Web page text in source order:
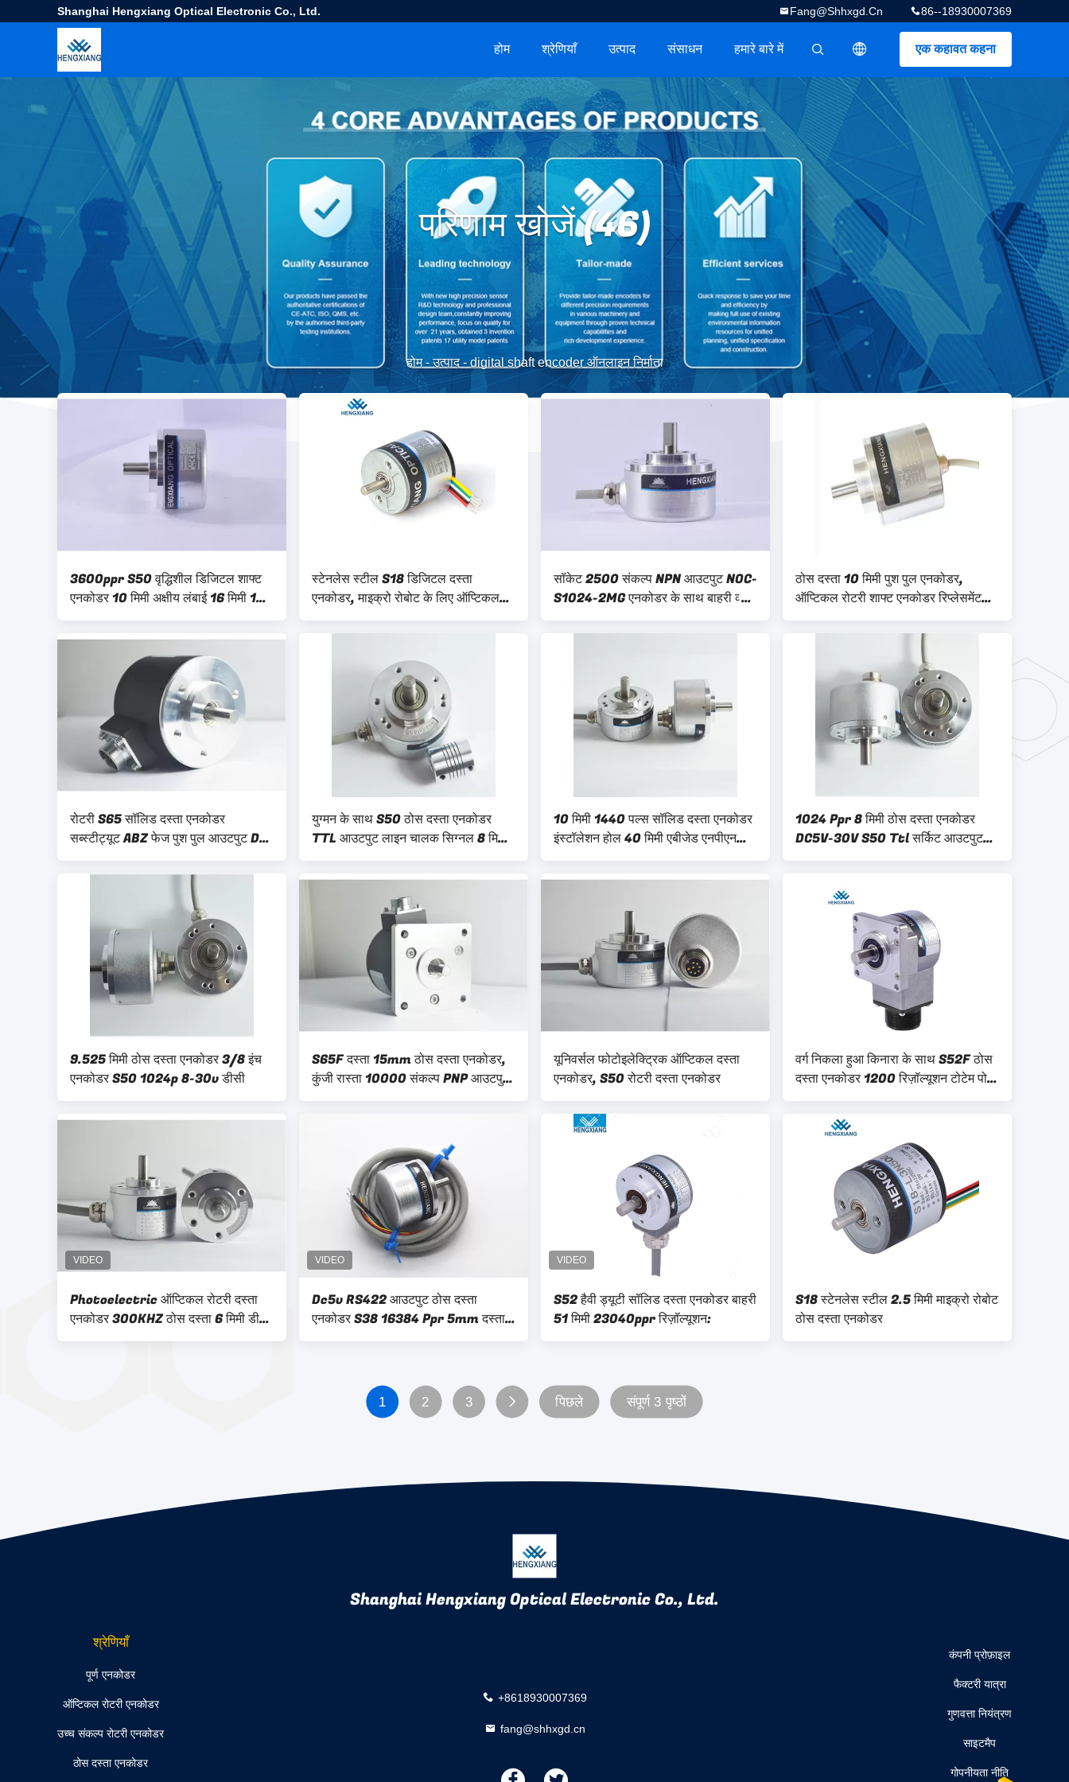
Shanghai Hengxiang Optical Electronic Co., Ltd. 86--18930007369
Fang@shhxgd.cn
एक कहावत कहना
描述
होम श्रेणियाँ उत्पाद संसाधन हमारे बारे में
परिणाम खोजें (46)
होम-उत्पाद- digital shaft encoder ऑनलाइन निर्माता
3600ppr S50 वृद्धिशील डिजिटल शाफ्ट
एनकोडर 10 मिमी अक्षीय लंबाई 16 मिमी 10
मिमी युग्मन के साथ
स्टेनलेस स्टील S18 डिजिटल दस्ता
एनकोडर, माइक्रो रोबोट के लिए ऑप्टिकल
दस्ता एनकोडर
सॉकेट 2500 संकल्प NPN आउटपुट NOC-
S1024-2MG एनकोडर के साथ बाहरी व्यास
50 मिमी S50 ठोस दस्ता एनकोडर
ठोस दस्ता 10 मिमी पुश पुल एनकोडर,
ऑप्टिकल रोटरी शाफ्ट एनकोडर रिप्लेसमेंट
RI58 - D1024AI
रोटरी S65 सॉलिड दस्ता एनकोडर
सब्स्टीट्यूट ABZ फेज पुश पुल आउटपुट Dc
8 - 24v
युग्मन के साथ S50 ठोस दस्ता एनकोडर
TTL आउटपुट लाइन चालक सिग्नल 8 मिमी
दस्ता
10 मिमी 1440 पल्स सॉलिड दस्ता एनकोडर
इंस्टॉलेशन होल 40 मिमी एबीजेड एनपीएन
आउटपुट मोड
1024 Ppr 8 मिमी ठोस दस्ता एनकोडर
DC5V-30V S50 Ttl सर्किट आउटपुट
ABZ चरण
9.525 मिमी ठोस दस्ता एनकोडर 3/8 इंच
एनकोडर S50 1024p 8-30v डीसी
S65F दस्ता 15mm ठोस दस्ता एनकोडर,
कुंजी रास्ता 10000 संकल्प PNP आउटपुट
के साथ दस्ता घुड़सवार एनकोडर
यूनिवर्सल फोटोइलेक्ट्रिक ऑप्टिकल दस्ता
एनकोडर, S50 रोटरी दस्ता एनकोडर
वर्ग निकला हुआ किनारा के साथ S52F ठोस
दस्ता एनकोडर 1200 रिज़ॉल्यूशन टोटेम पोल
आउटपुट
Photoelectric ऑप्टिकल रोटरी दस्ता
एनकोडर 300KHZ ठोस दस्ता 6 मिमी डी
आकार के साथ
Dc5v RS422 आउटपुट ठोस दस्ता
एनकोडर S38 16384 Ppr 5mm दस्ता
लंबाई
S52 हैवी ड्यूटी सॉलिड दस्ता एनकोडर बाहरी
51 मिमी 23040ppr रिज़ॉल्यूशन:
S18 स्टेनलेस स्टील 2.5 मिमी माइक्रो रोबोट
ठोस दस्ता एनकोडर
1 2 3 पिछले संपूर्ण 3 पृष्ठों
Shanghai Hengxiang Optical Electronic Co., Ltd.
श्रेणियाँ
पूर्ण एनकोडर
ऑप्टिकल रोटरी एनकोडर
उच्च संकल्प रोटरी एनकोडर
ठोस दस्ता एनकोडर
+8618930007369
fang@shhxgd.cn
कंपनी प्रोफ़ाइल
फैक्टरी यात्रा
गुणवत्ता नियंत्रण
साइटमैप
गोपनीयता नीति